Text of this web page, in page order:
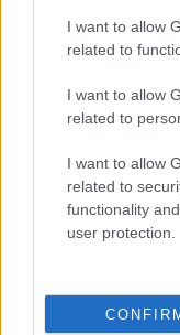
I want to allow
related to
I want to allow
related to
I want to allow
related to
functionality
user protection.